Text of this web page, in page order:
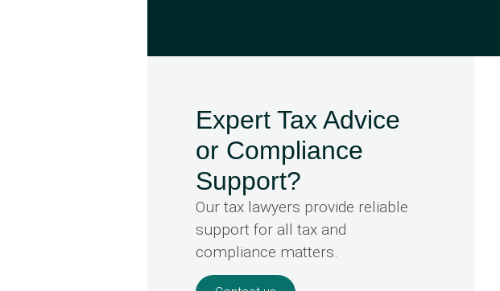
Expert Tax Advice
or Compliance
Support?
Our tax lawyers provide reliable
support for all tax and
compliance matters.